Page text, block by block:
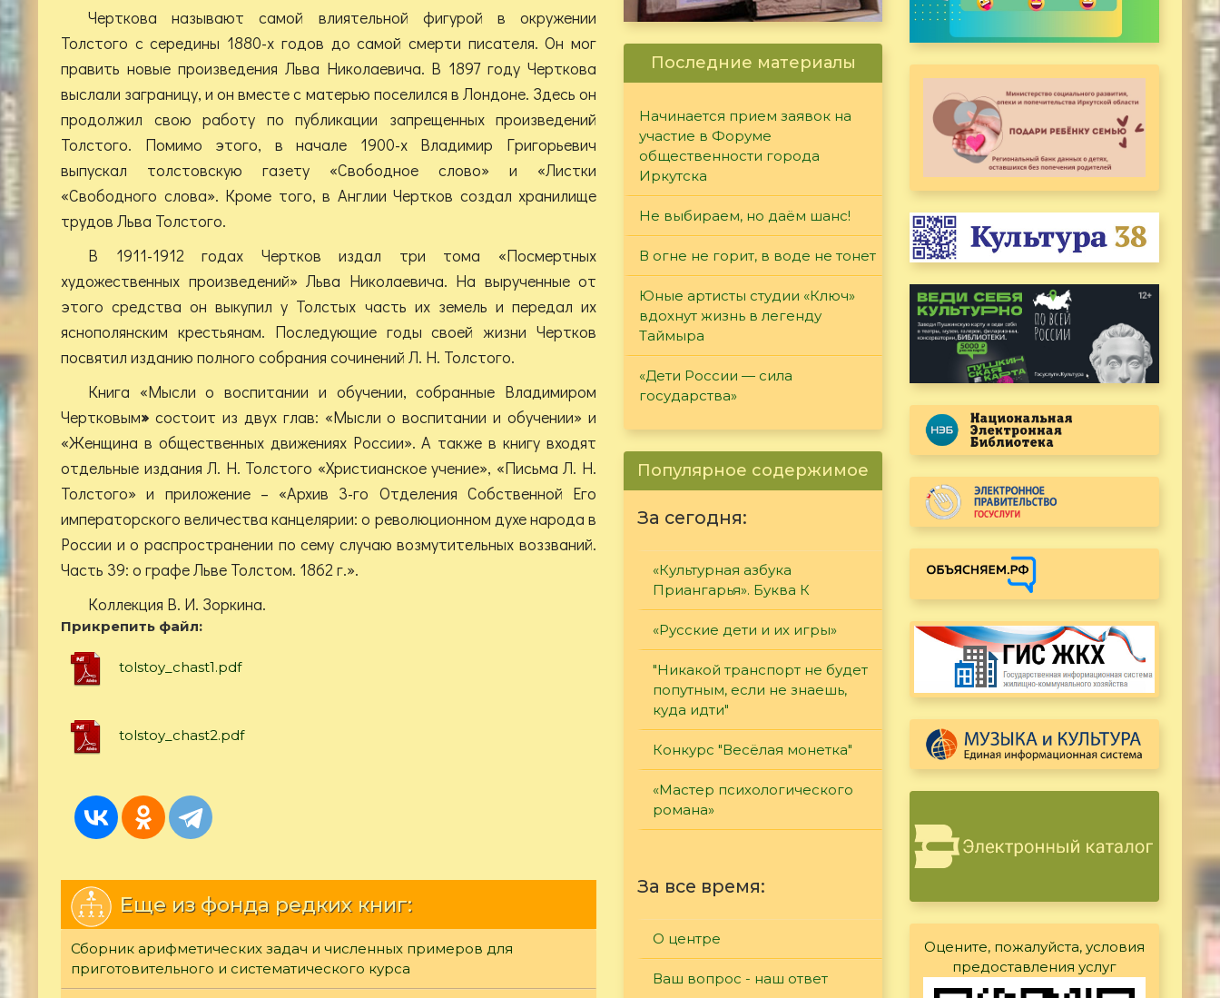
Черткова называют самой влиятельной фигурой в окружении
Толстого с середины 1880-х годов до самой смерти писателя. Он мог
править новые произведения Льва Николаевича. В 1897 году Черткова
выслали заграницу, и он вместе с матерью поселился в Лондоне. Здесь он
продолжил свою работу по публикации запрещенных произведений
Толстого. Помимо этого, в начале 1900-х Владимир Григорьевич
выпускал толстовскую газету «Свободное слово» и «Листки
«Свободного слова». Кроме того, в Англии Чертков создал хранилище
трудов Льва Толстого.
В 1911-1912 годах Чертков издал три тома «Посмертных
художественных произведений» Льва Николаевича. На вырученные от
этого средства он выкупил у Толстых часть их земель и передал их
яснополянским крестьянам. Последующие годы своей жизни Чертков
посвятил изданию полного собрания сочинений Л. Н. Толстого.
Книга «Мысли о воспитании и обучении, собранные Владимиром
Чертковым» состоит из двух глав: «Мысли о воспитании и обучении» и
«Женщина в общественных движениях России». А также в книгу входят
отдельные издания Л. Н. Толстого «Христианское учение», «Письма Л. Н.
Толстого» и приложение – «Архив 3-го Отделения Собственной Его
императорского величества канцелярии: о революционном духе народа в
России и о распространении по сему случаю возмутительных воззваний.
Часть 39: о графе Льве Толстом. 1862 г.».
Коллекция В. И. Зоркина.
Прикрепить файл:
tolstoy_chast1.pdf
tolstoy_chast2.pdf
Еще из фонда редких книг:
Сборник арифметических задач и численных примеров для
приготовительного и систематического курса
Последние материалы
Начинается прием заявок на
участие в Форуме
общественности города
Иркутска
Не выбираем, но даём шанс!
В огне не горит, в воде не тонет
Юные артисты студии «Ключ»
вдохнут жизнь в легенду
Таймыра
«Дети России — сила
государства»
Популярное содержимое
За сегодня:
«Культурная азбука
Приангарья». Буква К
«Русские дети и их игры»
"Никакой транспорт не будет
попутным, если не знаешь,
куда идти"
Конкурс "Весёлая монетка"
«Мастер психологического
романа»
За все время:
О центре
Ваш вопрос - наш ответ
Оцените, пожалуйста, условия
предоставления услуг